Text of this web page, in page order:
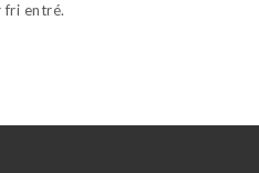
fri entré.